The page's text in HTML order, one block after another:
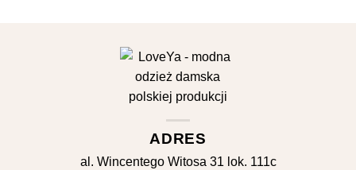
ADRES
al. Wincentego Witosa 31 lok. 111c